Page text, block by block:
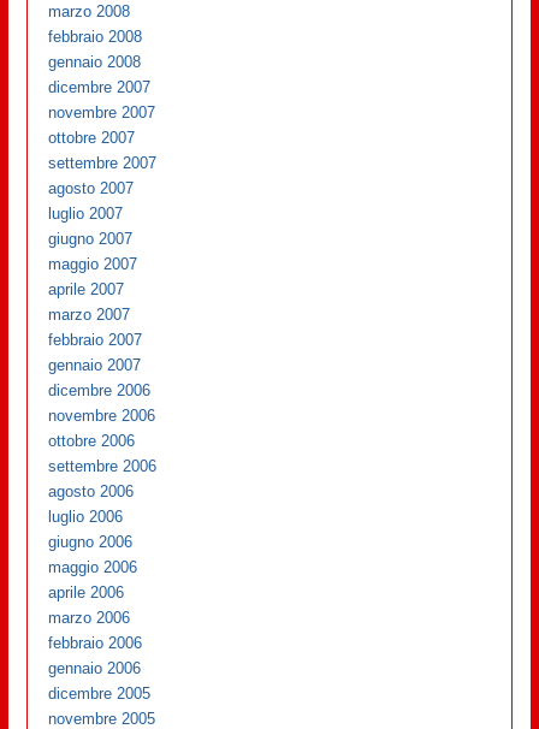
marzo 2008
febbraio 2008
gennaio 2008
dicembre 2007
novembre 2007
ottobre 2007
settembre 2007
agosto 2007
luglio 2007
giugno 2007
maggio 2007
aprile 2007
marzo 2007
febbraio 2007
gennaio 2007
dicembre 2006
novembre 2006
ottobre 2006
settembre 2006
agosto 2006
luglio 2006
giugno 2006
maggio 2006
aprile 2006
marzo 2006
febbraio 2006
gennaio 2006
dicembre 2005
novembre 2005